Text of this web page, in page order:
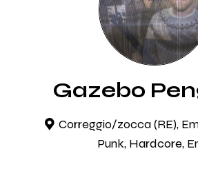
Gazebo
Correggio/zocca (RE),
Punk, Hardcore,